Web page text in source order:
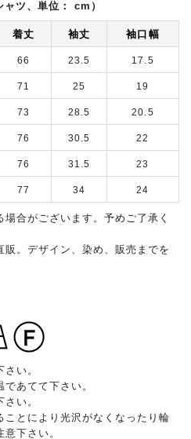
ツ、単位： cm）
着丈 袖丈 袖口幅
66 23.5 17.5
71 25 19
73 28.5 20.5
76 30.5 22
76 31.5 23
77 34 24
合がございます。予めご了承く
。デザイン、染め、販売までを
い。
あてて下さい。
い。
ことにより光沢がなくなったり輪
下さい。